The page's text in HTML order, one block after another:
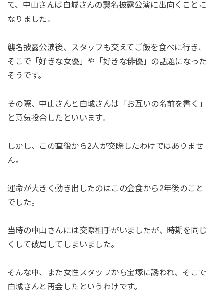
て、中山さんは白城さんの襲名披露公演に出向くことに
なりました。
襲名披露公演後、スタッフも交えてご飯を食べに行き、
そこで「好きな女優」や「好きな俳優」の話題になった
そうです。
その際、中山さんと白城さんは「お互いの名前を書く」
と意気投合したといいます。
しかし、この直後から2人が交際したわけではありませ
ん。
運命が大きく動き出したのはこの会食から2年後のこと
でした。
当時の中山さんには交際相手がいましたが、時期を同じ
くして破局してしまいました。
そんな中、また女性スタッフから宝塚に誘われ、そこで
白城さんと再会したというわけです。